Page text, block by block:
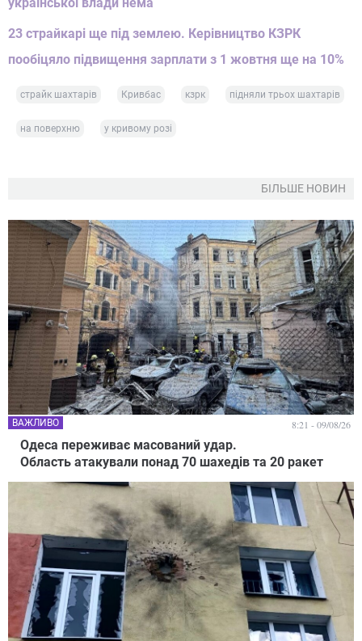
23 страйкарі ще під землею. Керівництво КЗРК
пообіцяло підвищення зарплати з 1 жовтня ще на 10%
страйк шахтарів Кривбас кзрк підняли трьох шахтарів
на поверхню у кривому розі
БІЛЬШЕ НОВИН
Одеса переживає масований удар.
Область атакували понад 70 шахедів та 20 ракет
ВАЖЛИВО 8:21 - 09/08/26